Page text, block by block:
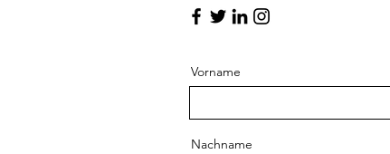
Vorname
Nachname